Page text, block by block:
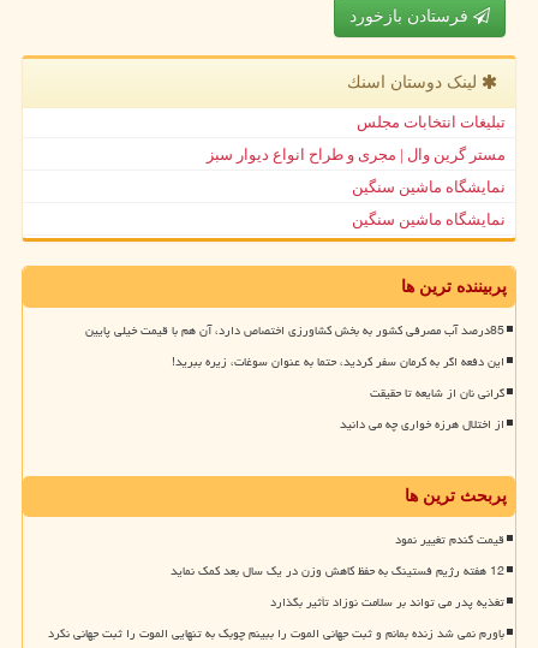
فرستادن بازخورد
لینک دوستان اسنك
تبلیغات انتخابات مجلس
مستر گرین وال | مجری و طراح انواع دیوار سبز
نمایشگاه ماشین سنگین
نمایشگاه ماشین سنگین
پربیننده ترین ها
85درصد آب مصرفی کشور به بخش کشاورزی اختصاص دارد، آن هم با قیمت خیلی پایین
این دفعه اگر به کرمان سفر کردید، حتما به عنوان سوغات، زیره ببرید!
گرانی نان از شایعه تا حقیقت
از اختلال هرزه خواری چه می دانید
پربحث ترین ها
قیمت گندم تغییر نمود
12 هفته رژیم فستینگ به حفظ کاهش وزن در یک سال بعد کمک نماید
تغذیه پدر می تواند بر سلامت نوزاد تأثیر بگذارد
باورم نمی شد زنده بمانم و ثبت جهانی الموت را ببینم چوبک به تنهایی الموت را ثبت جهانی نکرد